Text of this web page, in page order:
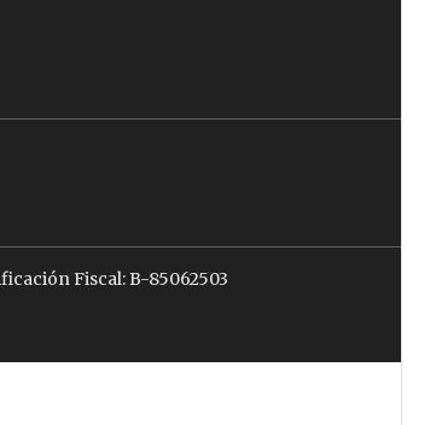
Fiscal: B-85062503